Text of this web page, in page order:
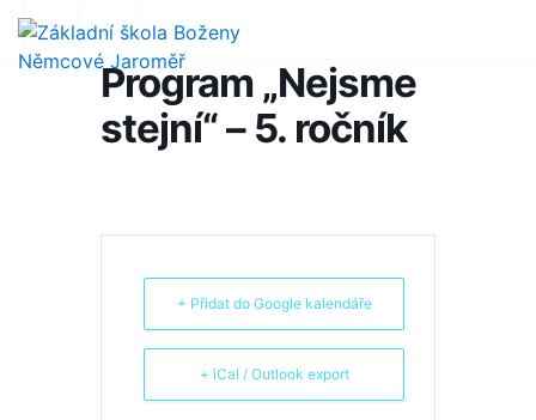
Program „Nejsme
stejní“ – 5. ročník
+ Přidat do Google kalendáře
+ iCal / Outlook export